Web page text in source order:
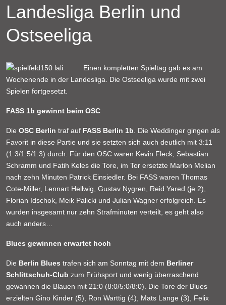
Landesliga Berlin und
Ostseeliga
Einen kompletten Spieltag gab es am
Wochenende in der Landesliga. Die Ostseeliga wurde mit zwei
Spielen fortgesetzt.
FASS 1b gewinnt beim OSC
Die OSC Berlin traf auf FASS Berlin 1b . Die Weddinger gingen als
Favorit in diese Partie und sie setzten sich auch deutlich mit 3:11
(1:3/1:5/1:3) durch. Für den OSC waren Kevin Fleck, Sebastian
Schramm und Fatih Keles die Tore, im Tor ersetzte Marlon Melian
nach zehn Minuten Patrick Einsiedler. Bei FASS waren Thomas
Cote-Miller, Lennart Hellwig, Gustav Nygren, Reid Yared (je 2),
Florian Idschok, Meik Palicki und Julian Wagner erfolgreich. Es
wurden insgesamt nur zehn Strafminuten verteilt, es geht also
auch anders…
Blues gewinnen erwartet hoch
Die Berlin Blues trafen sich am Sonntag mit dem Berliner
Schlittschuh-Club zum Frühsport und wenig überraschend
gewannen die Blauen mit 21:0 (8:0/5:0/8:0). Die Tore der Blues
erzielten Gino Kinder (5), Ron Warttig (4), Mats Lange (3), Felix